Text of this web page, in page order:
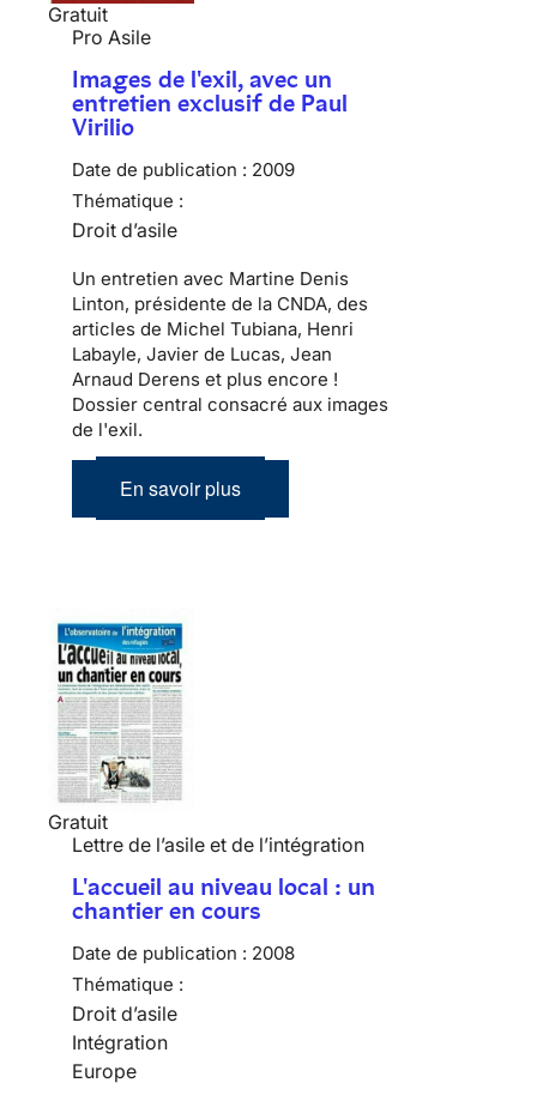
Gratuit
Pro Asile
Images de l'exil, avec un
entretien exclusif de Paul
Virilio
Date de publication : 2009
Thématique :
Droit d’asile
Un entretien avec Martine Denis
Linton, présidente de la CNDA, des
articles de Michel Tubiana, Henri
Labayle, Javier de Lucas, Jean
Arnaud Derens et plus encore !
Dossier central consacré aux images
de l'exil.
En savoir plus
Gratuit
Lettre de l’asile et de l’intégration
L'accueil au niveau local : un
chantier en cours
Date de publication : 2008
Thématique :
Droit d’asile
Intégration
Europe